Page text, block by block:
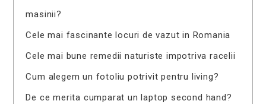
masinii?
Cele mai fascinante locuri de vazut in Romania
Cele mai bune remedii naturiste impotriva racelii
Cum alegem un fotoliu potrivit pentru living?
De ce merita cumparat un laptop second hand?